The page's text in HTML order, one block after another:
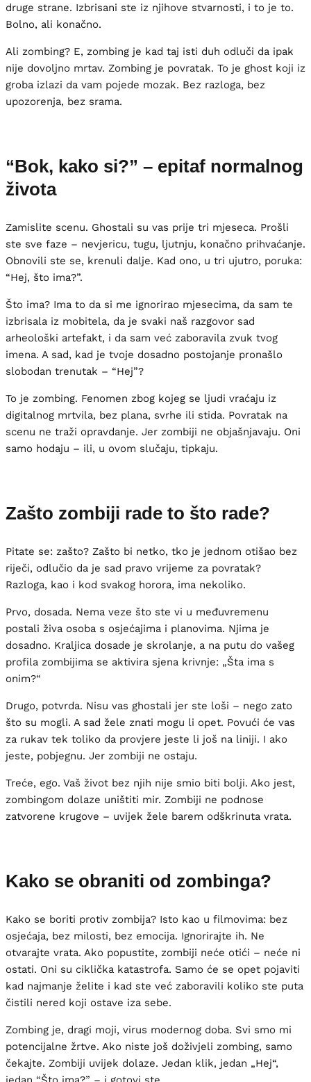
druge strane. Izbrisani ste iz njihove stvarnosti, i to je to.
Bolno, ali konačno.
Ali zombing? E, zombing je kad taj isti duh odluči da ipak
nije dovoljno mrtav. Zombing je povratak. To je ghost koji iz
groba izlazi da vam pojede mozak. Bez razloga, bez
upozorenja, bez srama.
“Bok, kako si?” – epitaf normalnog
života
Zamislite scenu. Ghostali su vas prije tri mjeseca. Prošli
ste sve faze – nevjericu, tugu, ljutnju, konačno prihvaćanje.
Obnovili ste se, krenuli dalje. Kad ono, u tri ujutro, poruka:
“Hej, što ima?”.
Što ima? Ima to da si me ignorirao mjesecima, da sam te
izbrisala iz mobitela, da je svaki naš razgovor sad
arheološki artefakt, i da sam već zaboravila zvuk tvog
imena. A sad, kad je tvoje dosadno postojanje pronašlo
slobodan trenutak – “Hej”?
To je zombing. Fenomen zbog kojeg se ljudi vraćaju iz
digitalnog mrtvila, bez plana, svrhe ili stida. Povratak na
scenu ne traži opravdanje. Jer zombiji ne objašnjavaju. Oni
samo hodaju – ili, u ovom slučaju, tipkaju.
Zašto zombiji rade to što rade?
Pitate se: zašto? Zašto bi netko, tko je jednom otišao bez
riječi, odlučio da je sad pravo vrijeme za povratak?
Razloga, kao i kod svakog horora, ima nekoliko.
Prvo, dosada. Nema veze što ste vi u međuvremenu
postali živa osoba s osjećajima i planovima. Njima je
dosadno. Kraljica dosade je skrolanje, a na putu do vašeg
profila zombijima se aktivira sjena krivnje: „Šta ima s
onim?“
Drugo, potvrda. Nisu vas ghostali jer ste loši – nego zato
što su mogli. A sad žele znati mogu li opet. Povući će vas
za rukav tek toliko da provjere jeste li još na liniji. I ako
jeste, pobjegnu. Jer zombiji ne ostaju.
Treće, ego. Vaš život bez njih nije smio biti bolji. Ako jest,
zombingom dolaze uništiti mir. Zombiji ne podnose
zatvorene krugove – uvijek žele barem odškrinuta vrata.
Kako se obraniti od zombinga?
Kako se boriti protiv zombija? Isto kao u filmovima: bez
osjećaja, bez milosti, bez emocija. Ignorirajte ih. Ne
otvarajte vrata. Ako popustite, zombiji neće otići – neće ni
ostati. Oni su ciklička katastrofa. Samo će se opet pojaviti
kad najmanje želite i kad ste već zaboravili koliko ste puta
čistili nered koji ostave iza sebe.
Zombing je, dragi moji, virus modernog doba. Svi smo mi
potencijalne žrtve. Ako niste još doživjeli zombing, samo
čekajte. Zombiji uvijek dolaze. Jedan klik, jedan „Hej“,